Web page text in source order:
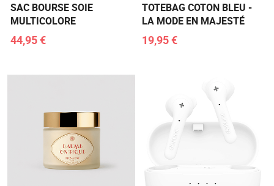
SAC BOURSE SOIE
MULTICOLORE
44,95 €
TOTEBAG COTON BLEU -
LA MODE EN MAJESTÉ
19,95 €